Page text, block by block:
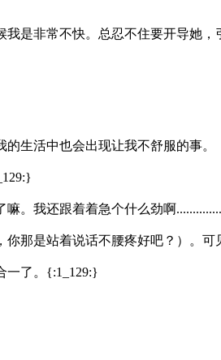
是非常不快。总忍不住要开导她
生活中也会出现让我不舒服的事。
。我还跟着着急个什么劲啊
那是站着说话不腰疼好吧？）。可
一了。{:1_129:}